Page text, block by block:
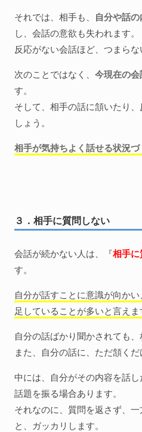
それでは、相手も、 自分や話
し、会話の意欲も失われます。
反応がない会話ほど、つまらな
次のことではなく、 今現在の会
す。
そして、相手の話に頷いたり、
しょう。
相手が気持ちよく話せる状況づ
３．相手に質問しない
会話が続かない人は、『相手
す。
自分が話すことに意識が向か
足していることが多いと言えま
自分の話ばかり聞かされても、
また、自分の話に、ただ頷くだ
中には、自分がその内容を話し
話題を振る場合あります。
それなのに、質問を返さず、
と、ガッカリします。